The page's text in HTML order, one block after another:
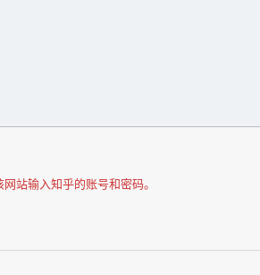
站输入知乎的账号和密码。